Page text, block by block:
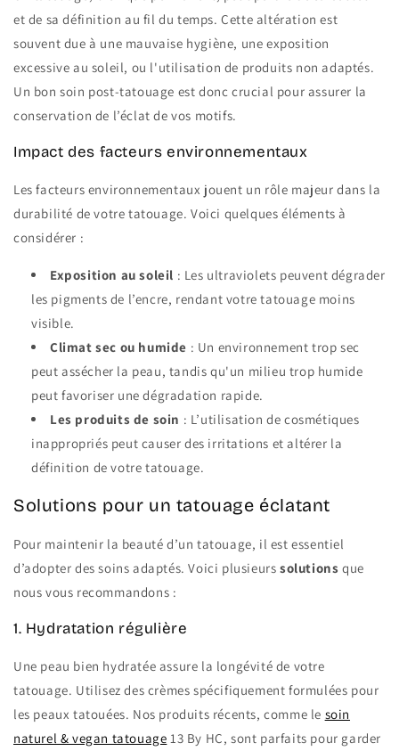
et de sa définition au fil du temps. Cette altération est
souvent due à une mauvaise hygiène, une exposition
excessive au soleil, ou l'utilisation de produits non adaptés.
Un bon soin post-tatouage est donc crucial pour assurer la
conservation de l’éclat de vos motifs.
Impact des facteurs environnementaux
Les facteurs environnementaux jouent un rôle majeur dans la
durabilité de votre tatouage. Voici quelques éléments à
considérer :
Exposition au soleil : Les ultraviolets peuvent dégrader
les pigments de l’encre, rendant votre tatouage moins
visible.
Climat sec ou humide : Un environnement trop sec
peut assécher la peau, tandis qu'un milieu trop humide
peut favoriser une dégradation rapide.
Les produits de soin : L’utilisation de cosmétiques
inappropriés peut causer des irritations et altérer la
définition de votre tatouage.
Solutions pour un tatouage éclatant
Pour maintenir la beauté d’un tatouage, il est essentiel
d’adopter des soins adaptés. Voici plusieurssolutions que
nous vous recommandons :
1. Hydratation régulière
Une peau bien hydratée assure la longévité de votre
tatouage. Utilisez des crèmes spécifiquement formulées pour
les peaux tatouées. Nos produits récents, comme le soin
naturel & vegan tatouage 13 By HC, sont parfaits pour garder